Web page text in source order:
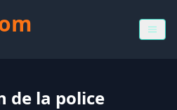
de la police